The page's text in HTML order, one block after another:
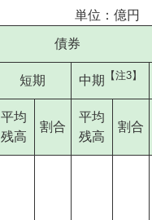
単位：億円
債券
短期 中期 【注3】
平均
残高
割合
平均
残高
割合